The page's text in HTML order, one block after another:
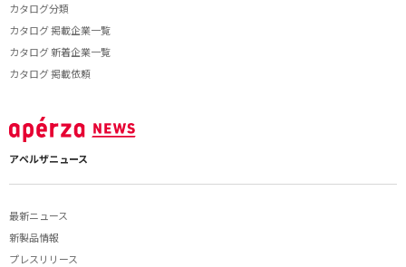
カタログ分類
カタログ 掲載企業一覧
カタログ 新着企業一覧
カタログ 掲載依頼
アペルザニュース
最新ニュース
新製品情報
プレスリリース